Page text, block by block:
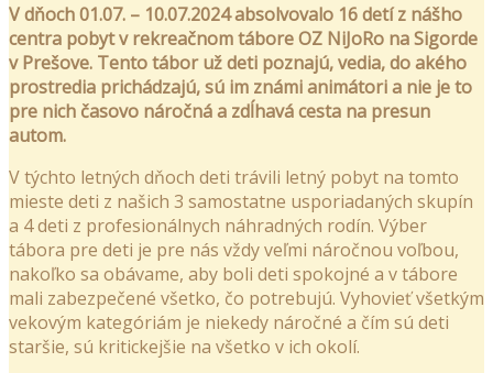
V dňoch 01.07. – 10.07.2024 absolvovalo 16 detí z nášho
centra pobyt v rekreačnom tábore OZ NiJoRo na Sigorde
v Prešove. Tento tábor už deti poznajú, vedia, do akého
prostredia prichádzajú, sú im známi animátori a nie je to
pre nich časovo náročná a zdĺhavá cesta na presun
autom.
V týchto letných dňoch deti trávili letný pobyt na tomto
mieste deti z našich 3 samostatne usporiadaných skupín
a 4 deti z profesionálnych náhradných rodín. Výber
tábora pre deti je pre nás vždy veľmi náročnou voľbou,
nakoľko sa obávame, aby boli deti spokojné a v tábore
mali zabezpečené všetko, čo potrebujú. Vyhovieť všetkým
vekovým kategóriám je niekedy náročné a čím sú deti
staršie, sú kritickejšie na všetko v ich okolí.